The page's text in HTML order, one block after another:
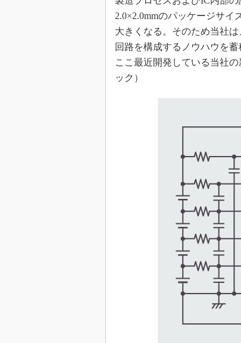
2.0×2.0mmのパッケージサ
大きくなる。そのため当社
回路を構成するノウハウを
ここ最近開発している当社
ック）